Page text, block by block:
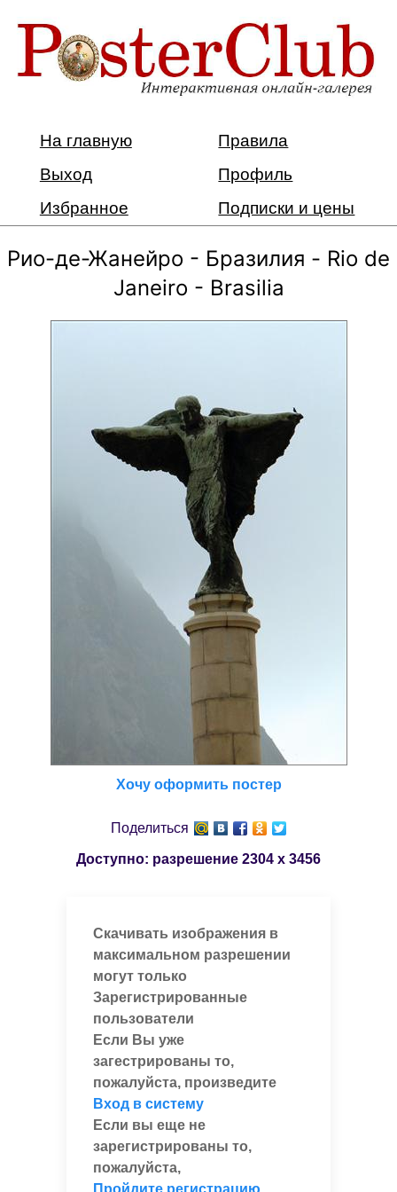
На главную
Правила
Выход
Профиль
Избранное
Подписки и цены
Рио-де-Жанейро - Бразилия - Rio de
Janeiro - Brasilia
Хочу оформить постер
Поделиться
Доступно: разрешение 2304 x 3456
Скачивать изображения в
максимальном разрешении
могут только
Зарегистрированные
пользователи
Если Вы уже
загестрированы то,
пожалуйста, произведите
Вход в систему
Если вы еще не
зарегистрированы то,
пожалуйста,
Пройдите регистрацию